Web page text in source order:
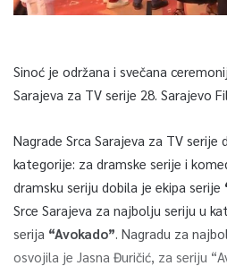
Sinoć je održana i svečana
Sarajeva za TV serije 28. Sarajevo
Nagrade Srca Sarajeva za TV serije
kategorije: za dramske serije i
dramsku seriju dobila je ekipa serije
Srce Sarajeva za najbolju seriju u
serija “Avokado” . Nagradu za
osvojila je Jasna Đuričić, za seriju